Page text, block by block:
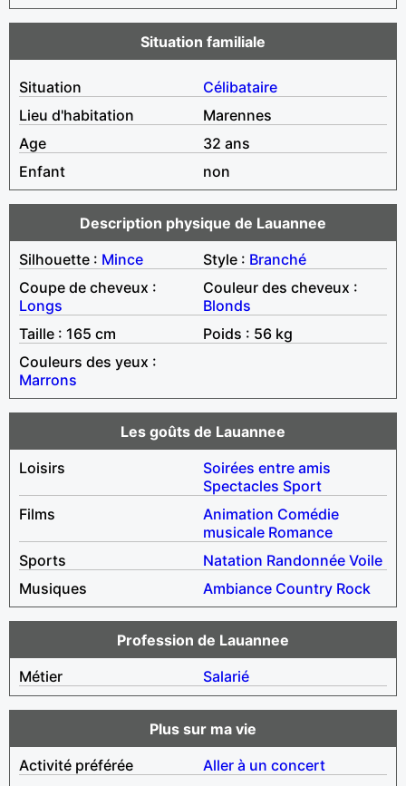
Situation familiale
Situation
Célibataire
Lieu d'habitation
Marennes
Age
32 ans
Enfant
non
Description physique de Lauannee
Silhouette : Mince Style : Branché
Coupe de cheveux :
Longs
Couleur des cheveux :
Blonds
Taille : 165 cm
Poids : 56 kg
Couleurs des yeux :
Marrons
Les goûts de Lauannee
Loisirs
Soirées entre amis
Spectacles Sport
Films
Animation Comédie
musicale Romance
Sports
Natation Randonnée Voile
Musiques
Ambiance Country Rock
Profession de Lauannee
Métier
Salarié
Plus sur ma vie
Activité préférée
Aller à un concert